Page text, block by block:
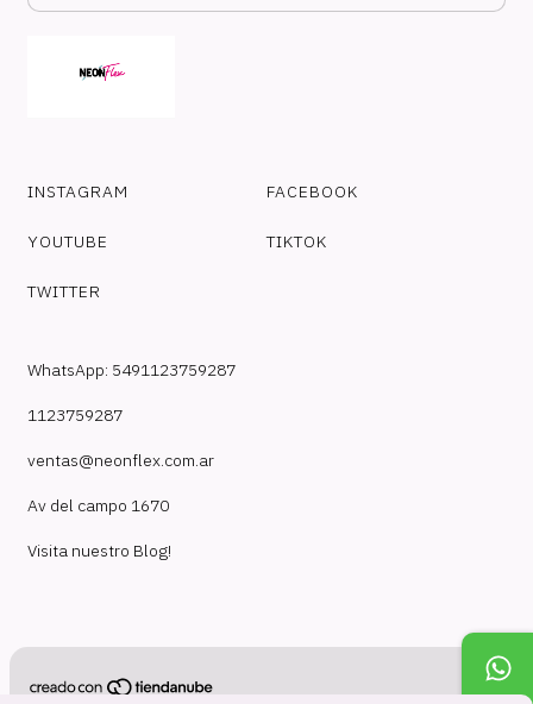
INSTAGRAM FACEBOOK
YOUTUBE TIKTOK
TWITTER
WhatsApp: 5491123759287
1123759287
ventas@neonflex.com.ar
Av del campo 1670
Visita nuestro Blog!